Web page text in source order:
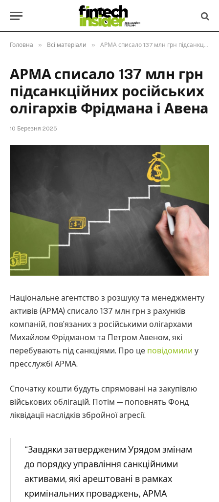
Головна » Всі матеріали » АРМА списало 137 млн грн підсанкційних російських олігархів Фрідмана і Авена
АРМА списало 137 млн грн
підсанкційних російських
олігархів Фрідмана і Авена
10 Березня 2025
Національне агентство з розшуку та менеджменту
активів (АРМА) списало 137 млн грн з рахунків
компаній, пов’язаних з російськими олігархами
Михайлом Фрідманом та Петром Авеном, які
перебувають під санкціями. Про це повідомили у
пресслужбі АРМА.
Спочатку кошти будуть спрямовані на закупівлю
військових облігацій. Потім — поповнять Фонд
ліквідації наслідків збройної агресії.
“Завдяки затвердженим Урядом змінам
до порядку управління санкційними
активами, які арештовані в рамках
кримінальних проваджень, АРМА